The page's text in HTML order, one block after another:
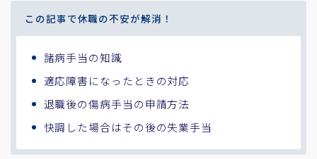
この記事で休職の不安が解消！
諸病手当の知識
適応障害になったときの対応
退職後の傷病手当の申請方法
快調した場合はその後の失業手当